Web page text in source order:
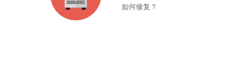
如何修复？